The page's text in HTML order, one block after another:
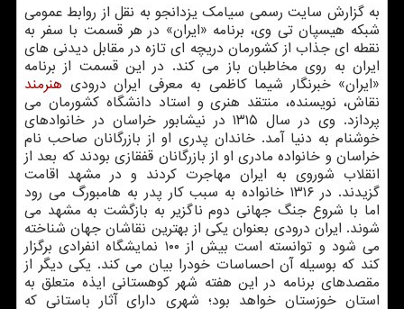
به گزارش سایت رسمی سیامک یزدانجو به نقل از روابط عمومی
شبکه هیسپان تی وی، برنامه «ایران» در هر قسمت با سفر به
نقطه ای جذاب از کشورمان دریچه ای تازه در مقابل دیدنی های
ایران به روی مخاطبان باز می کند. در این قسمت از برنامه
«ایران» خبرنگار شیما کاظمی به معرفی ایران درودی هنرمند
نقاش، نویسنده، منتقد هنری و استاد دانشگاه کشورمان می
پردازد. وی در سال ۱۳۱۵ در نیشابور خراسان در خانوادهای
خوشنام به دنیا آمد. خاندان پدری او از بازرگانان صاحب نام
خراسان و خانواده مادری او از بازرگانان قفقازی بودند که بعد از
انقلاب شوروی به ایران مهاجرت کردند و در مشهد اقامت
گزیدند. در ۱۳۱۶ خانواده به سبب کار پدر به هامبورگ می رود
اما با شروع جنگ جهانی دوم ناگزیر به بازگشت به مشهد می
شوند. ایران درودی بعنوان یکی از بهترین نقاشان جهان شناخته
می شود و توانسته است بیش از ۱۰۰ نمایشگاه انفرادی برگزار
کند که بوسیله آن احساسات خودرا بیان می کند. یکی دیگر از
مقصدهای برنامه در این هفته شهر کوهستانی ایذه متعلق به
استان خوزستان خواهد بود؛ شهری دارای آثار باستانی که